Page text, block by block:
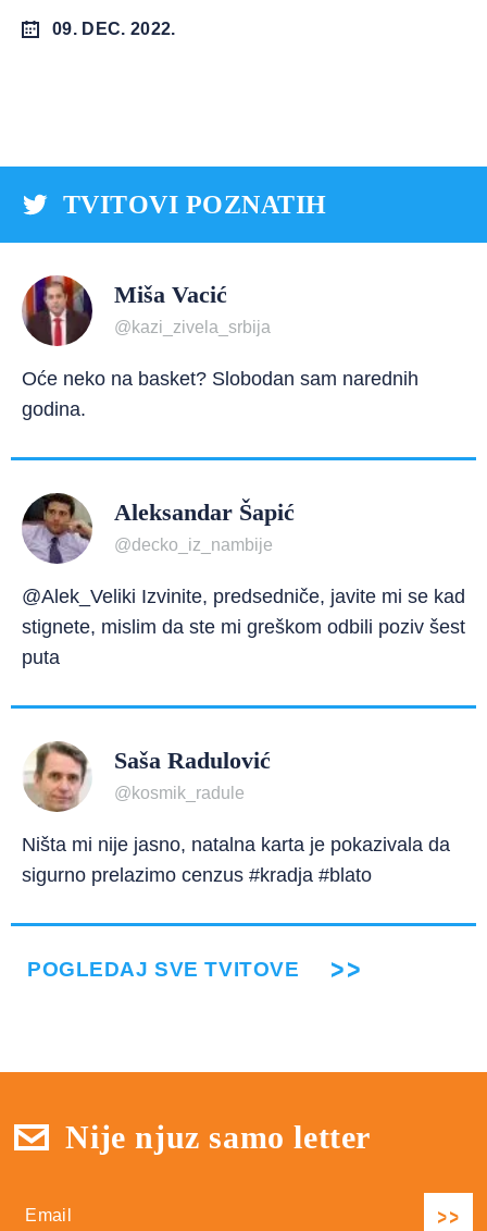
09. DEC. 2022.
TVITOVI POZNATIH
Miša Vacić
@kazi_zivela_srbija
Oće neko na basket? Slobodan sam narednih
godina.
Aleksandar Šapić
@decko_iz_nambije
@Alek_Veliki Izvinite, predsedniče, javite mi se kad
stignete, mislim da ste mi greškom odbili poziv šest
puta
Saša Radulović
@kosmik_radule
Ništa mi nije jasno, natalna karta je pokazivala da
sigurno prelazimo cenzus #kradja #blato
POGLEDAJ SVE TVITOVE
Nije njuz samo letter